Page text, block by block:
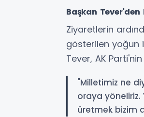
Başkan Tever'den
Ziyaretlerin
gösterilen yoğun
Tever, AK
"Milletimiz ne
oraya yöneliriz.
üretmek bizim